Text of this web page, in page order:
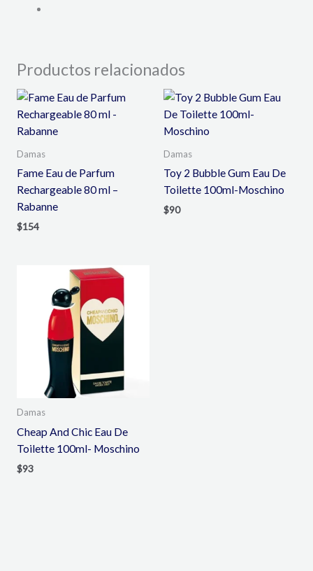
Productos relacionados
Damas
Fame Eau de Parfum
Rechargeable 80 ml –
Rabanne
$154
Damas
Toy 2 Bubble Gum Eau De
Toilette 100ml-Moschino
$90
Damas
Cheap And Chic Eau De
Toilette 100ml- Moschino
$93